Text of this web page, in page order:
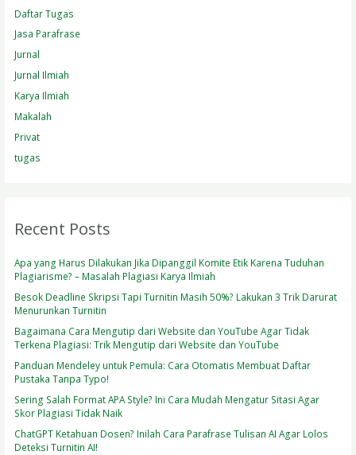
Daftar Tugas
Jasa Parafrase
Jurnal
Jurnal Ilmiah
Karya Ilmiah
Makalah
Privat
tugas
Recent Posts
Apa yang Harus Dilakukan Jika Dipanggil Komite Etik Karena Tuduhan
Plagiarisme? – Masalah Plagiasi Karya Ilmiah
Besok Deadline Skripsi Tapi Turnitin Masih 50%? Lakukan 3 Trik Darurat
Menurunkan Turnitin
Bagaimana Cara Mengutip dari Website dan YouTube Agar Tidak
Terkena Plagiasi: Trik Mengutip dari Website dan YouTube
Panduan Mendeley untuk Pemula: Cara Otomatis Membuat Daftar
Pustaka Tanpa Typo!
Sering Salah Format APA Style? Ini Cara Mudah Mengatur Sitasi Agar
Skor Plagiasi Tidak Naik
ChatGPT Ketahuan Dosen? Inilah Cara Parafrase Tulisan AI Agar Lolos
Deteksi Turnitin AI!